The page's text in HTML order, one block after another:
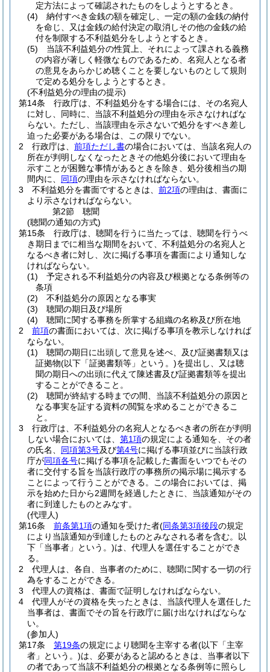
定方法によって確認されたものをしようとするとき。
(4)
納付すべき金銭の額を確定し、一定の額の金銭の納付
を命じ、又は金銭の給付決定の取消しその他の金銭の給
付を制限する不利益処分をしようとするとき。
(5)
当該不利益処分の性質上、それによって課される義務
の内容が著しく軽微なものであるため、名宛人となる者
の意見をあらかじめ聴くことを要しないものとして規則
で定める処分をしようとするとき。
(不利益処分の理由の提示)
第14条
行政庁は、不利益処分をする場合には、その名宛人
に対し、同時に、当該不利益処分の理由を示さなければな
らない。 ただし、当該理由を示さないで処分をすべき差し
迫った必要がある場合は、この限りでない。
2
行政庁は、 前項ただし書の場合においては、当該名宛人の
所在が判明しなくなったときその他処分後において理由を
示すことが困難な事情があるときを除き、処分後相当の期
間内に、 同項の理由を示さなければならない。
3
不利益処分を書面でするときは、 前2項の理由は、書面に
より示さなければならない。
第2節
聴聞
(聴聞の通知の方式)
第15条
行政庁は、聴聞を行うに当たっては、聴聞を行うべ
き期日までに相当な期間をおいて、不利益処分の名宛人と
なるべき者に対し、次に掲げる事項を書面により通知しな
ければならない。
(1)
予定される不利益処分の内容及び根拠となる条例等の
条項
(2)
不利益処分の原因となる事実
(3)
聴聞の期日及び場所
(4)
聴聞に関する事務を所掌する組織の名称及び所在地
2
前項の書面においては、次に掲げる事項を教示しなければ
ならない。
(1)
聴聞の期日に出頭して意見を述べ、及び証拠書類又は
証拠物(以下「証拠書類等」という。)を提出し、又は聴
聞の期日への出頭に代えて陳述書及び証拠書類等を提出
することができること。
(2)
聴聞が終結する時までの間、当該不利益処分の原因と
なる事実を証する資料の閲覧を求めることができるこ
と。
3
行政庁は、不利益処分の名宛人となるべき者の所在が判明
しない場合においては、 第1項の規定による通知を、その者
の氏名、 同項第3号及び第4号に掲げる事項並びに当該行政
庁が同項各号に掲げる事項を記載した書面をいつでもその
者に交付する旨を当該行政庁の事務所の掲示場に掲示する
ことによって行うことができる。
この場合においては、掲
示を始めた日から2週間を経過したときに、当該通知がその
者に到達したものとみなす。
(代理人)
第16条
前条第1項の通知を受けた者(同条第3項後段の規定
により当該通知が到達したものとみなされる者を含む。以
下「当事者」という。)は、代理人を選任することができ
る。
2
代理人は、各自、当事者のために、聴聞に関する一切の行
為をすることができる。
3
代理人の資格は、書面で証明しなければならない。
4
代理人がその資格を失ったときは、当該代理人を選任した
当事者は、書面でその旨を行政庁に届け出なければならな
い。
(参加人)
第17条
第19条の規定により聴聞を主宰する者(以下「主宰
者」という。)は、必要があると認めるときは、当事者以下
の者であって当該不利益処分の根拠となる条例等に照らし